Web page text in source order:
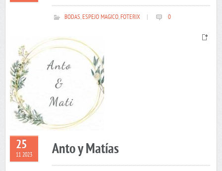
BODAS,ESPEJO MAGICO,FOTERIX 0
25
11 2023 Anto y Matías